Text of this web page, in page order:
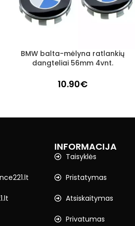
Į KREPŠELĮBMW balta-mėlyna ratlankių
dangteliai 56mm 4vnt.
10.90€
INFORMACIJA
Taisyklės
Pristatymas
Atsiskaitymas
Privatumas